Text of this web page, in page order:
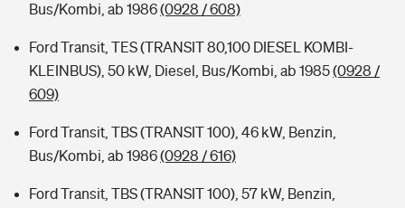
Bus/Kombi, ab 1986(0928 / 608)
Ford Transit, TES (TRANSIT 80,100 DIESEL KOMBI-
KLEINBUS), 50 kW, Diesel, Bus/Kombi, ab 1985(0928 /
609)
Ford Transit, TBS (TRANSIT 100), 46 kW, Benzin,
Bus/Kombi, ab 1986(0928 / 616)
Ford Transit, TBS (TRANSIT 100), 57 kW, Benzin,